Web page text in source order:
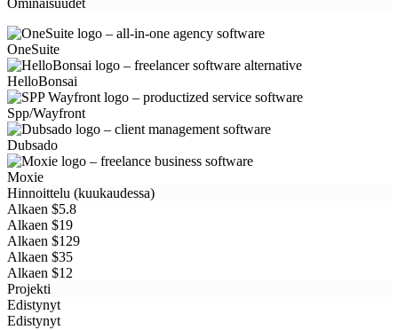
Ominaisuudet
OneSuite
HelloBonsai
Spp/Wayfront
Dubsado
Moxie
Hinnoittelu (kuukaudessa)
Alkaen $5.8
Alkaen $19
Alkaen $129
Alkaen $35
Alkaen $12
Projekti
Edistynyt
Edistynyt